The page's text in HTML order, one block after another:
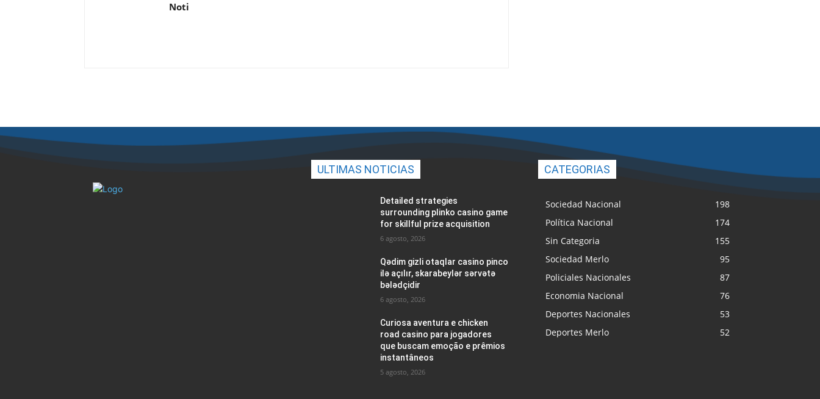
Noti
ULTIMAS NOTICIAS
Detailed strategies
surrounding plinko casino game
for skillful prize acquisition
6 agosto, 2026
Qədim gizli otaqlar casino pinco
ilə açılır, skarabeylər sərvətə
bələdçidir
6 agosto, 2026
Curiosa aventura e chicken
road casino para jogadores
que buscam emoção e prêmios
instantâneos
5 agosto, 2026
CATEGORIAS
Sociedad Nacional
198
Política Nacional
174
Sin Categoria
155
Sociedad Merlo
95
Policiales Nacionales
87
Economia Nacional
76
Deportes Nacionales
53
Deportes Merlo
52